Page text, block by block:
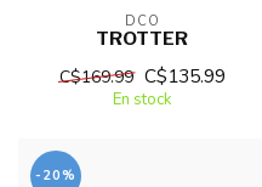
DCO
TROTTER
C$169.99 C$135.99
En stock
-20%